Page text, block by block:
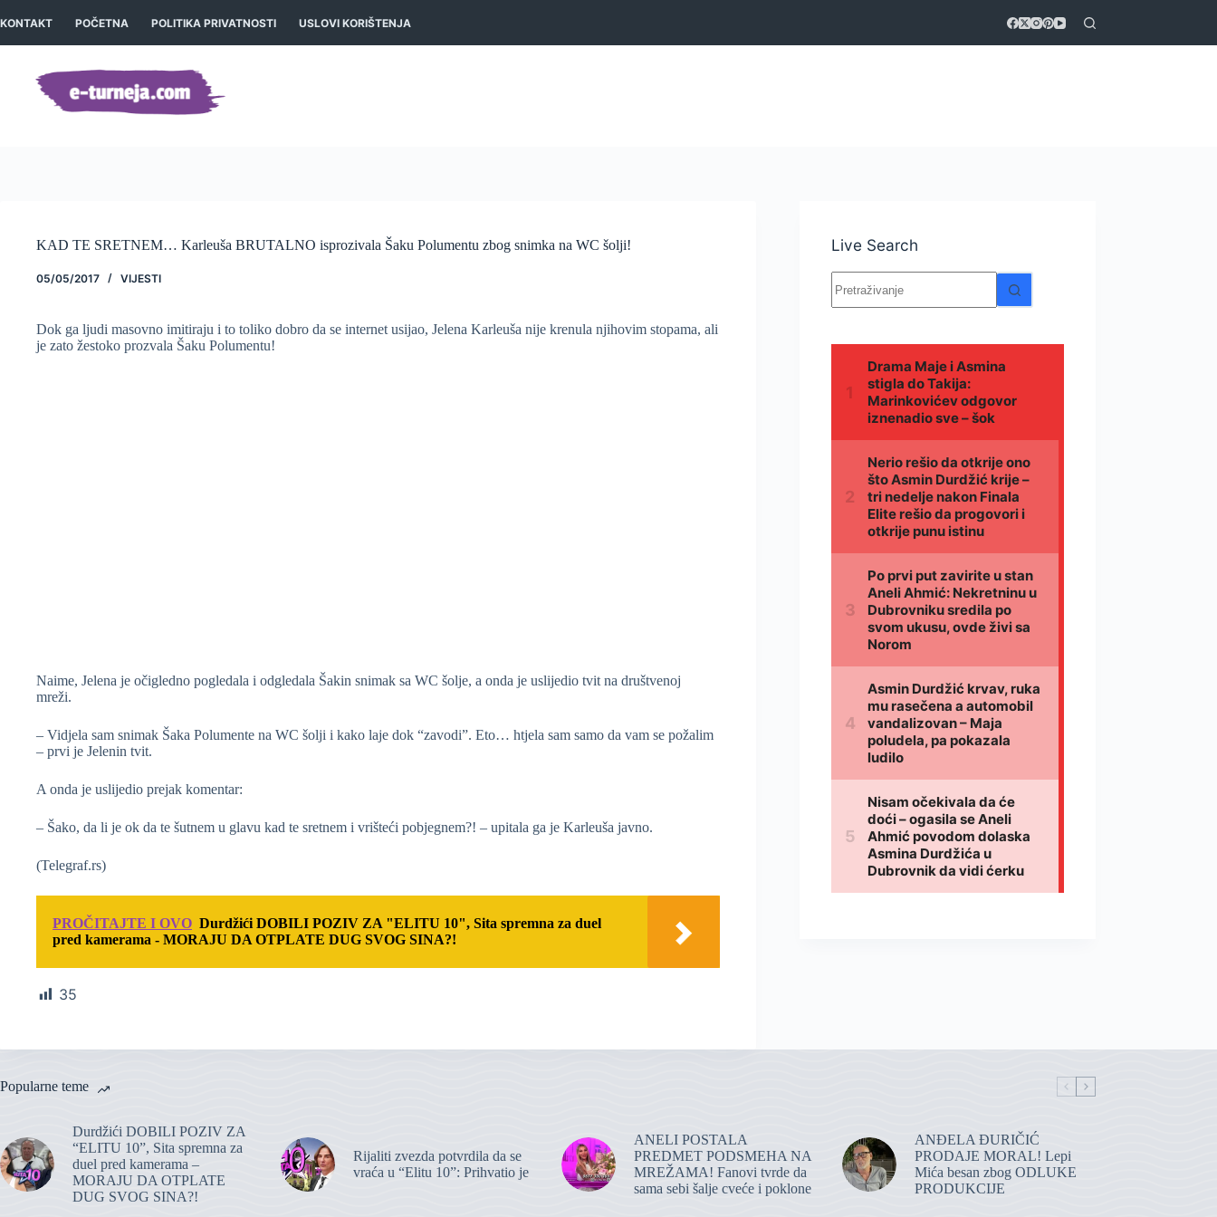
na
KONTAKT POČETNA POLITIKA PRIVATNOSTI USLOVI KORIŠTENJA
KAD TE SRETNEM… Karleuša BRUTALNO isprozivala Šaku Polumentu zbog snimka na WC šolji!
05/05/2017 VIJESTI
Dok ga ljudi masovno imitiraju i to toliko dobro da se internet usijao, Jelena Karleuša nije krenula njihovim stopama, ali
je zato žestoko prozvala Šaku Polumentu!
Naime, Jelena je očigledno pogledala i odgledala Šakin snimak sa WC šolje, a onda je uslijedio tvit na društvenoj
mreži.
– Vidjela sam snimak Šaka Polumente na WC šolji i kako laje dok “zavodi”. Eto… htjela sam samo da vam se požalim
– prvi je Jelenin tvit.
A onda je uslijedio prejak komentar:
– Šako, da li je ok da te šutnem u glavu kad te sretnem i vrišteći pobjegnem?! – upitala ga je Karleuša javno.
(Telegraf.rs)
PROČITAJTE I OVO Durdžići DOBILI POZIV ZA "ELITU 10", Sita spremna za duel
pred kamerama - MORAJU DA OTPLATE DUG SVOG SINA?!
35
Live Search
Nema
rezultata.
Popularne teme
Durdžići DOBILI POZIV ZA
“ELITU 10”, Sita spremna za
duel pred kamerama –
MORAJU DA OTPLATE
DUG SVOG SINA?!
Rijaliti zvezda potvrdila da se
vraća u “Elitu 10”: Prihvatio je
ANELI POSTALA
PREDMET PODSMEHA NA
MREŽAMA! Fanovi tvrde da
sama sebi šalje cveće i poklone
ANĐELA ĐURIČIĆ
PRODAJE MORAL! Lepi
Mića besan zbog ODLUKE
PRODUKCIJE